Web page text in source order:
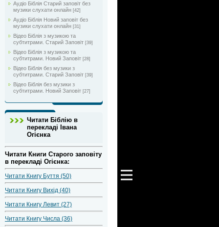
Аудіо Біблія Старий заповіт без
музики слухати онлайн [42]
Аудіо Біблія Новий заповіт без
музики слухати онлайн [31]
Відео Біблія з музикою та
субтитрами. Старий Заповіт [39]
Відео Біблія з музикою та
субтитрами. Новий Заповіт [28]
Відео Біблія без музики з
субтитрами. Старий Заповіт [39]
Відео Біблія без музики з
субтитрами. Новий Заповіт [27]
Читати Біблію в
перекладі Івана
Огієнка
Читати Книги Старого заповіту
в перекладі Огієнка:
Читати Книгу Буття (50)
Читати Книгу Вихід (40)
Читати Книгу Левит (27)
Читати Книгу Числа (36)